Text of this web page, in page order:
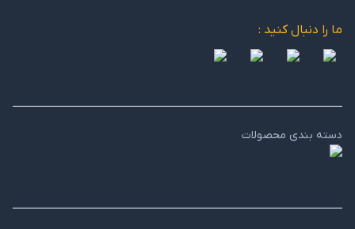
ما را دنبال کنید :
دسته بندی محصولات